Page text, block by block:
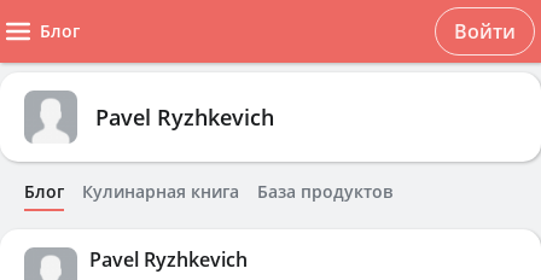
Блог Войти
Pavel Ryzhkevich
Блог Кулинарная книга База продуктов
Pavel Ryzhkevich